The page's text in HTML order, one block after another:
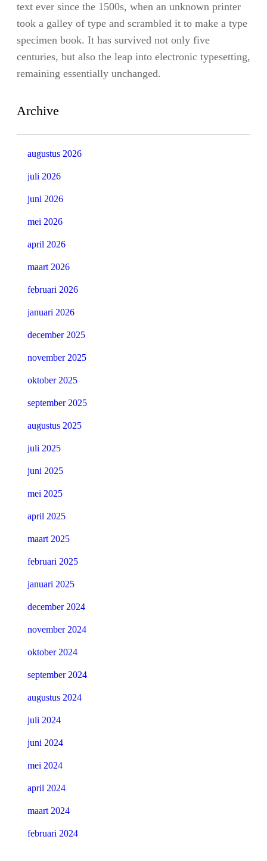
text ever since the 1500s, when an unknown printer
took a galley of type and scrambled it to make a type
specimen book. It has survived not only five
centuries, but also the leap into electronic typesetting,
remaining essentially unchanged.
Archive
augustus 2026
juli 2026
juni 2026
mei 2026
april 2026
maart 2026
februari 2026
januari 2026
december 2025
november 2025
oktober 2025
september 2025
augustus 2025
juli 2025
juni 2025
mei 2025
april 2025
maart 2025
februari 2025
januari 2025
december 2024
november 2024
oktober 2024
september 2024
augustus 2024
juli 2024
juni 2024
mei 2024
april 2024
maart 2024
februari 2024